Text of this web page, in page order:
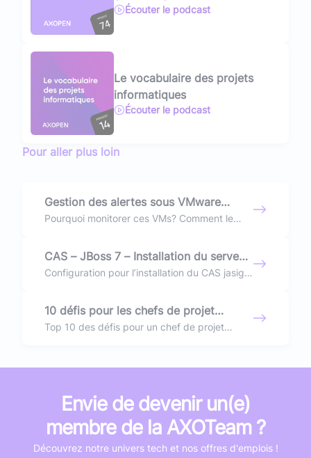
Écouter le podcast
Le vocabulaire des projets
informatiques
Écouter le podcast
Pour aller plus loin
Gestion des alertes sous VMware
vSphere
Pourquoi monitorer ces VMs? Comment le
CAS – JBoss 7 – Installation du serveur
CAS JASIG
Configuration pour l’installation du CAS jasig
10 défis pour les chefs de projet
informatique en 2020
Top 10 des défis pour un chef de projet
Envie de devenir un(e)
membre de la AXOTeam ?
Découvrez notre univers tech et nos offres d'emplois !